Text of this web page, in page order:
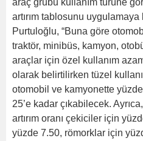
artırım tablosunu
Purtuloğlu, “Buna göre
traktör, minibüs, kamyon,
araçlar için özel kullanım
olarak belirtilirken tüzel
otomobil ve kamyonette
25’e kadar çıkabilecek.
artırım oranı çekiciler için
yüzde 7.50, römorklar için